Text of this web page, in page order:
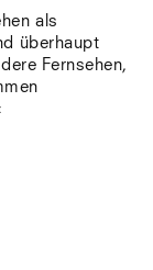
als
überhaupt
Fernsehen,